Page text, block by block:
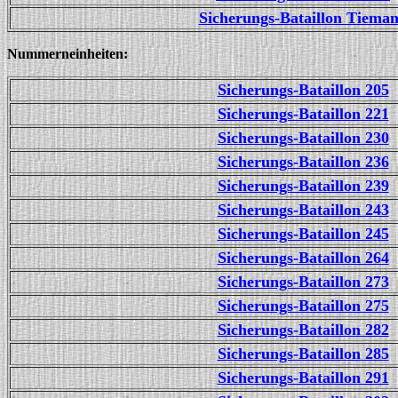
Sicherungs-Bataillon
Nummerneinheiten:
Sicherungs-Bataillon 205
Sicherungs-Bataillon 221
Sicherungs-Bataillon 230
Sicherungs-Bataillon 236
Sicherungs-Bataillon 239
Sicherungs-Bataillon 243
Sicherungs-Bataillon 245
Sicherungs-Bataillon 264
Sicherungs-Bataillon 273
Sicherungs-Bataillon 275
Sicherungs-Bataillon 282
Sicherungs-Bataillon 285
Sicherungs-Bataillon 291